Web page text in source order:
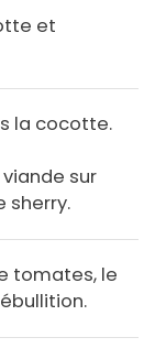
et
la cocotte.
sur
sherry.
tomates, le